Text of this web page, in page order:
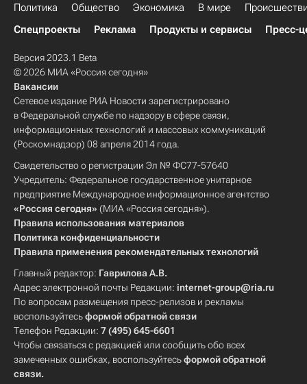
Политика Общество Экономика В мире
Спецпроекты
Реклама Продукты и сервисы Пресс-
Версия 2023.1 Beta
© 2026 МИА «Россия сегодня»
Вакансии
Сетевое издание РИА Новости зарегистрировано
в Федеральной службе по надзору в сфере связи,
информационных технологий и массовых коммуникаций
(Роскомнадзор) 08 апреля 2014 года.
Свидетельство о регистрации Эл № ФС77-57640
Учредитель: Федеральное государственное унитарное
предприятие Международное информационное агентство
«Россия сегодня» (МИА «Россия сегодня»).
Правила использования материалов
Политика конфиденциальности
Правила применения рекомендательных технологий
Главный редактор: Гаврилова А.В.
Адрес электронной почты Редакции: internet-group@ria.ru
По вопросам размещения пресс-релизов и рекламы
воспользуйтесьформой обратной связи
Телефон Редакции: 7 (495) 645-6601
Чтобы связаться с редакцией или сообщить обо всех
замеченных ошибках, воспользуйтесьформой обратной
связи.